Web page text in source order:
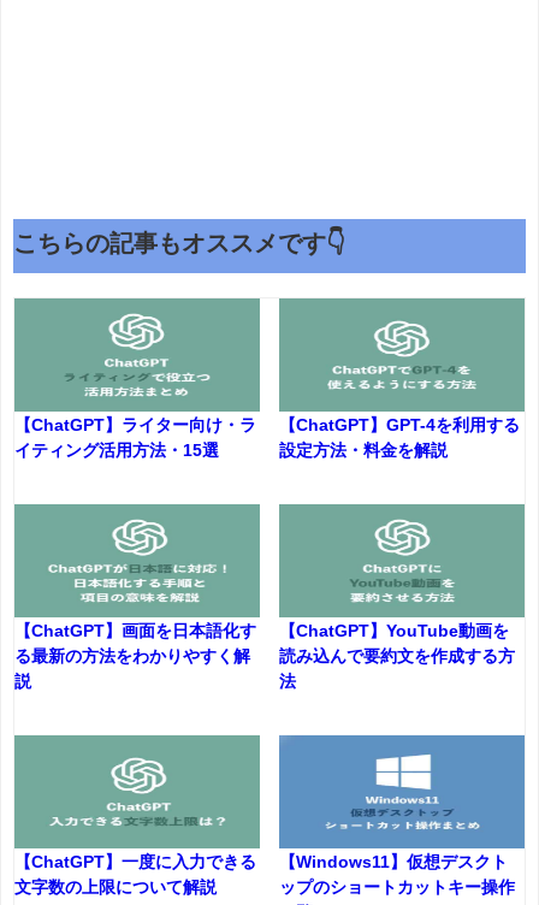
こちらの記事もオススメです👇
【ChatGPT】ライター向け・ラ
イティング活用方法・15選
【ChatGPT】GPT-4を利用する
設定方法・料金を解説
【ChatGPT】画面を日本語化す
る最新の方法をわかりやすく解
説
【ChatGPT】YouTube動画を
読み込んで要約文を作成する方
法
【ChatGPT】一度に入力できる
文字数の上限について解説
【Windows11】仮想デスクト
ップのショートカットキー操作